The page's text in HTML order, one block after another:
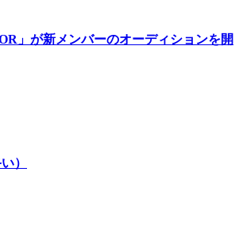
」が新メンバーのオーディションを開
）